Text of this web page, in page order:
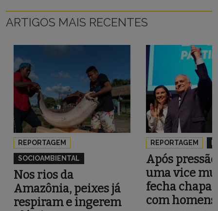
ARTIGOS MAIS RECENTES
REPORTAGEM
SOCIOAMBIENTAL
Nos rios da
Amazônia, peixes já
respiram e ingerem
REPORTAGEM
Após
uma vice
fecha chapa
com homens